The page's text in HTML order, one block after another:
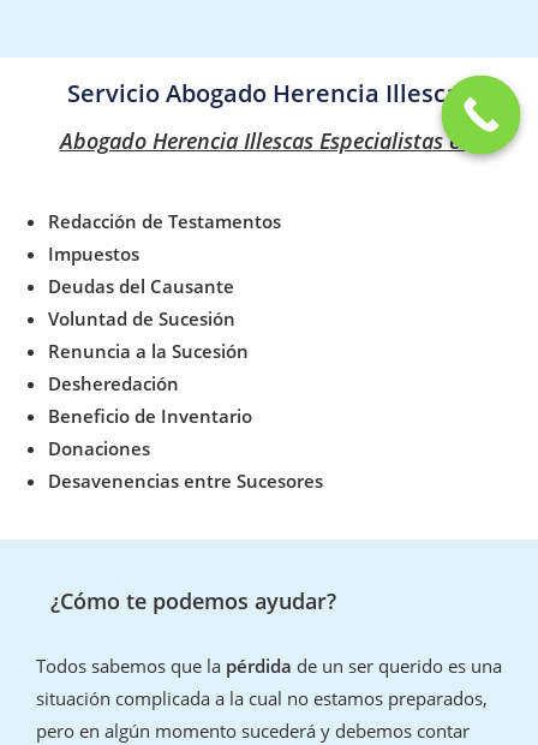
Servicio Abogado Herencia Illescas
Abogado Herencia Illescas Especialistas en:
Redacción de Testamentos
Impuestos
Deudas del Causante
Voluntad de Sucesión
Renuncia a la Sucesión
Desheredación
Beneficio de Inventario
Donaciones
Desavenencias entre Sucesores
¿Cómo te podemos ayudar?
Todos sabemos que la pérdida de un ser querido es una
situación complicada a la cual no estamos preparados,
pero en algún momento sucederá y debemos contar